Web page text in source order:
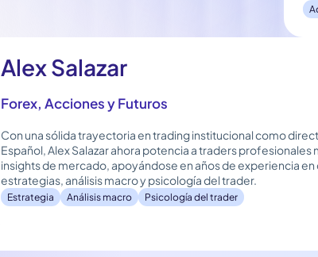
Alex Salazar
Forex, Acciones y Futuros
Con una sólida trayectoria en trading institucional como
Español, Alex Salazar ahora potencia a traders
insights de mercado, apoyándose en años de experiencia
estrategias, análisis macro y psicología del trader.
Estrategia Análisis macro Psicología del trader